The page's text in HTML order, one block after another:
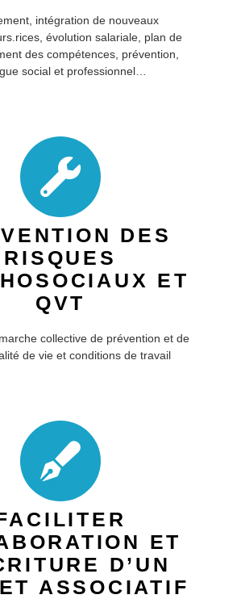
intégration de nouveaux
évolution salariale, plan de
des compétences, prévention,
social et professionnel…
DES
RISQUES
ET
QVT
collective de prévention et de
de vie et conditions de travail
ET
D’UN
ASSOCIATIF